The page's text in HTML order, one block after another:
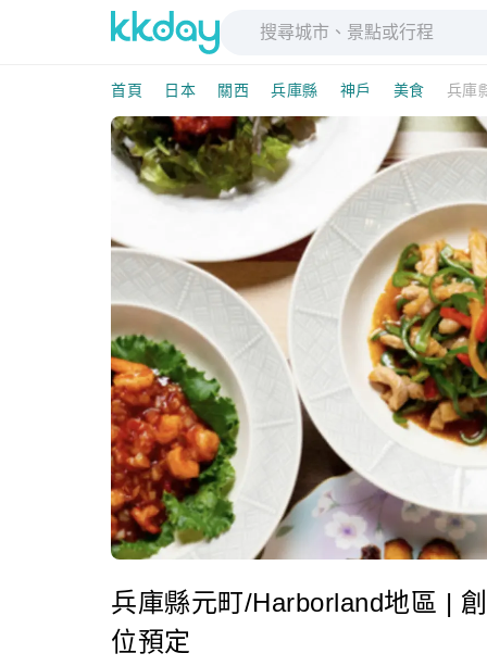
首頁 日本 關西 兵庫縣 神戶 美食 兵庫
兵庫縣元町/Harborland地區 |
位預定